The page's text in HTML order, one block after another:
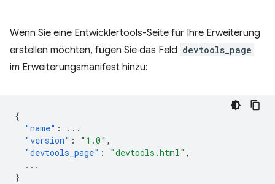
Wenn Sie eine Entwicklertools-Seite für Ihre Erweiterung
erstellen möchten, fügen Sie das Feld devtools_page
im Erweiterungsmanifest hinzu:
{
"name" :
...
"version" : "1.0" ,
"devtools_page" : "devtools.html" ,
...
}